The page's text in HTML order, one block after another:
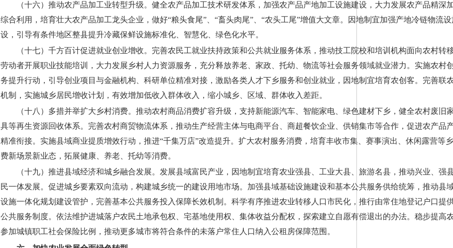
（十六）推动农产品加工业转型升级。 健全农产品加工技术研发体系，加强农产品产地加工设施建设，大力发展农产品精深
综合利用，培育壮大农产品加工龙头企业，做好“粮头食尾”、“畜头肉尾”、“农头工尾”增值大文章。因地制宜加强产地冷链物流
设，引导有条件地区整县提升冷藏保鲜设施标准化、智慧化、绿色化水平。
（十七）千方百计促进就业创业增收。 完善农民工就业扶持政策和公共就业服务体系，推动技工院校和培训机构面向农村转
劳动者开展职业技能培训，大力发展乡村人力资源服务，充分释放养老、家政、托幼、物流等社会服务领域就业潜力。实施农村
务提升行动，引导创业项目与金融机构、科研单位精准对接，激励各类人才下乡服务和创业就业，因地制宜培育农创客。完善联
机制，实施城乡居民增收计划，有效增加低收入群体收入，缩小城乡、区域、群体收入差距。
（十八）多措并举扩大乡村消费。 推动农村商品消费扩容升级，支持新能源汽车、智能家电、绿色建材下乡，健全农村废旧
具等再生资源回收体系。完善农村商贸物流体系，推动生产经营主体与电商平台、商超餐饮企业、供销集市等合作，促进农产品
精准衔接。实施县域商业提质增效行动，推进“千集万店”改造提升。扩大农村服务消费，培育丰收市集、赛事演出、休闲露营等
费新场景新业态，拓展健康、养老、托幼等消费。
（十九）推进县域经济和城乡融合发展。 发展县域富民产业，因地制宜培育农业强县、工业大县、旅游名县，推动兴业、强
民一体发展。促进城乡要素双向流动，构建城乡统一的建设用地市场。加强县域基础设施建设和基本公共服务供给统筹，推动县
设施一体化规划建设管护，完善基本公共服务投入保障长效机制。科学有序推进农业转移人口市民化，推行由常住地登记户口提
公共服务制度。依法维护进城落户农民土地承包权、宅基地使用权、集体收益分配权，探索建立自愿有偿退出的办法。稳步提高
参加城镇职工社会保险比例，推动更多城市将符合条件的未落户常住人口纳入公租房保障范围。